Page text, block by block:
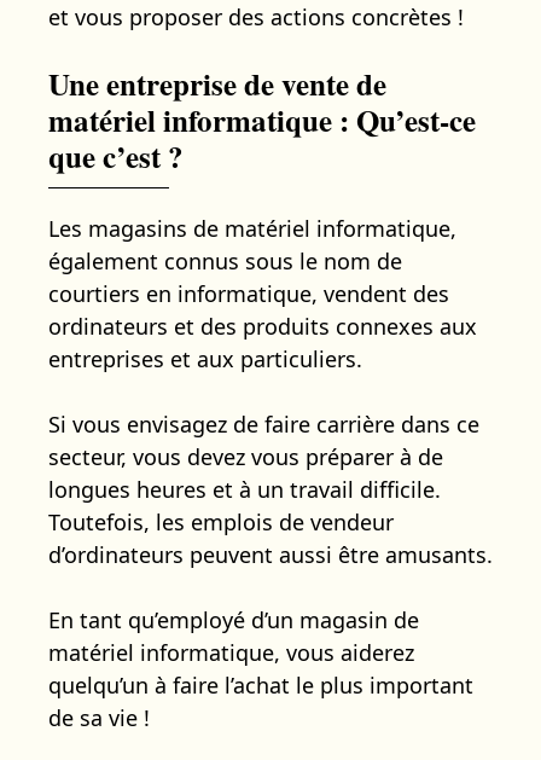
et vous proposer des actions concrètes !
Une entreprise de vente de
matériel informatique : Qu’est-ce
que c’est ?
Les magasins de matériel informatique,
également connus sous le nom de
courtiers en informatique, vendent des
ordinateurs et des produits connexes aux
entreprises et aux particuliers.
Si vous envisagez de faire carrière dans ce
secteur, vous devez vous préparer à de
longues heures et à un travail difficile.
Toutefois, les emplois de vendeur
d’ordinateurs peuvent aussi être amusants.
En tant qu’employé d’un magasin de
matériel informatique, vous aiderez
quelqu’un à faire l’achat le plus important
de sa vie !